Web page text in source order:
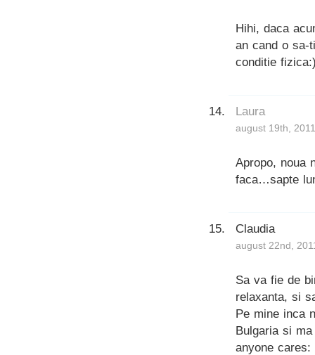
Hihi, daca
an cand o sa-
conditie
Laura
august 19th,
Apropo, noua
faca…sapte
Claudia
august 22nd,
Sa va fie de
relaxanta, si
Pe mine inca
Bulgaria si
anyone cares: